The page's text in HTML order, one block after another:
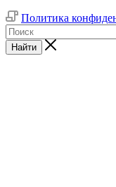
Политика
Найти